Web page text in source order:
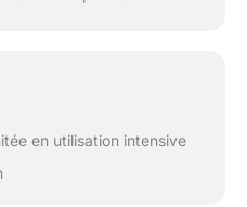
en utilisation intensive